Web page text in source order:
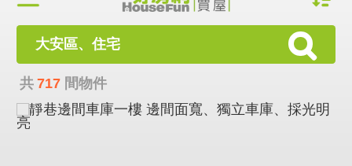
大安區、住宅
共 717 間物件